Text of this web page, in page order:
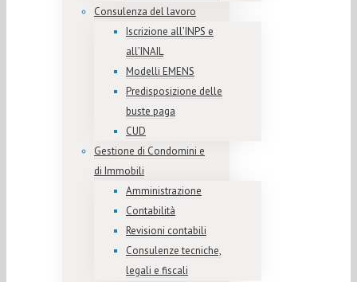
Consulenza del lavoro
Iscrizione all’INPS e
all’INAIL
Modelli EMENS
Predisposizione delle
buste paga
CUD
Gestione di Condomini e
di Immobili
Amministrazione
Contabilità
Revisioni contabili
Consulenze tecniche,
legali e fiscali